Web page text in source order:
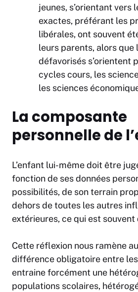
jeunes, s’orientant vers
exactes, préférant les
libérales, ont souvent
leurs parents, alors que
défavorisés s’orientent
cycles cours, les
les sciences
La composante
personnelle de
L’enfant lui-même doit être
fonction de ses données
possibilités, de son terrain
dehors de toutes les autres
extérieures, ce qui est
Cette réflexion nous ramène
différence obligatoire entre
entraine forcément une
populations scolaires,